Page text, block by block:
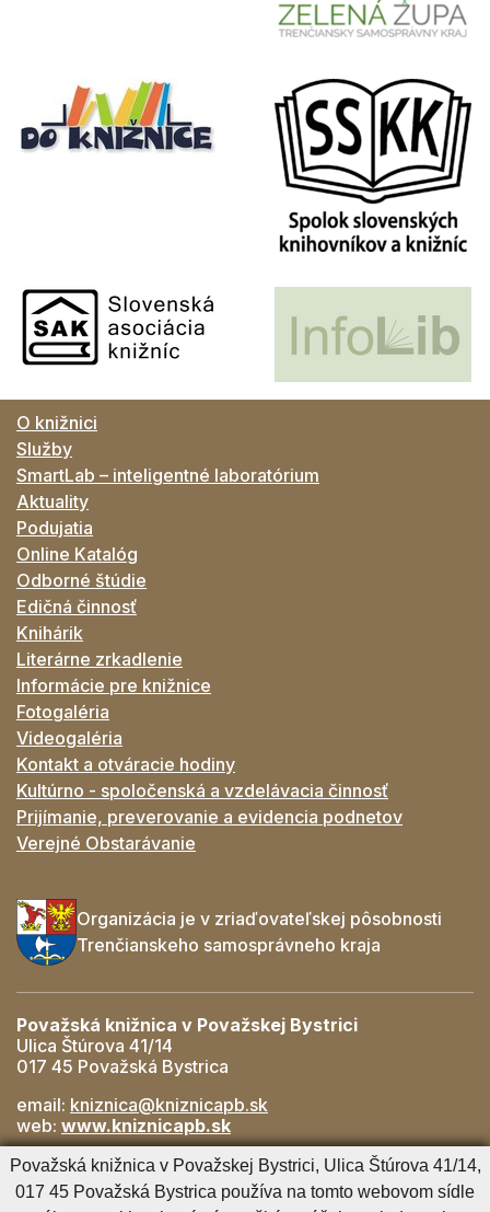
O knižnici
Služby
SmartLab – inteligentné laboratórium
Aktuality
Podujatia
Online Katalóg
Odborné štúdie
Edičná činnosť
Knihárik
Literárne zrkadlenie
Informácie pre knižnice
Fotogaléria
Videogaléria
Kontakt a otváracie hodiny
Kultúrno - spoločenská a vzdelávacia činnosť
Prijímanie, preverovanie a evidencia podnetov
Verejné Obstarávanie
Organizácia je v zriaďovateľskej pôsobnosti
Trenčianskeho samosprávneho kraja
Považská knižnica v Považskej Bystrici
Ulica Štúrova 41/14
017 45 Považská Bystrica
email: kniznica@kniznicapb.sk
web: www.kniznicapb.sk
Pobočky
Rozkvet- 042/432 56 59, rozkvet@kniznicapb.sk
SNP - 0901 918 843, snp@kniznicapb.sk
Považská knižnica v Považskej Bystrici, Ulica Štúrova 41/14,
017 45 Považská Bystrica používa na tomto webovom sídle